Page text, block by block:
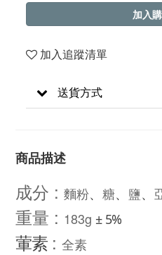
加入
加入追蹤清單
送貨方式
商品描述
成分 : 麵粉、 糖、 鹽、
重量 : 183g ± 5%
葷素 :全素